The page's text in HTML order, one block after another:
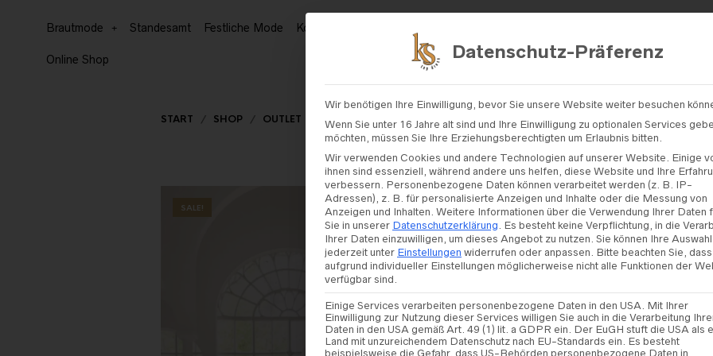
Brautmode Standesamt Festliche Mode Kommunion
Online Shop
START / SHOP / OUTLET BRAUTMODE SALE / JARICE – MODELL „ART 23/53“
SALE!
Jarice –
23/53“
1.185,00€
948,00€
Datenschutz-Präferenz
Wir benötigen Ihre Einwilligung, bevor Sie unsere Website weiter besuchen
Wenn Sie unter 16 Jahre alt sind und Ihre Einwilligung zu optionalen Services
möchten, müssen Sie Ihre Erziehungsberechtigten um Erlaubnis bitten.
Wir verwenden Cookies und andere Technologien auf unserer Website. Einige
ihnen sind essenziell, während andere uns helfen, diese Website und Ihre
verbessern. Personenbezogene Daten können verarbeitet werden (z. B. IP-
Adressen), z. B. für personalisierte Anzeigen und Inhalte oder die Messung von
Anzeigen und Inhalten. Weitere Informationen über die Verwendung Ihrer Daten
Sie in unserer Datenschutzerklärung. Es besteht keine Verpflichtung, in die
Ihrer Daten einzuwilligen, um dieses Angebot zu nutzen. Sie können Ihre Auswahl
jederzeit unter Einstellungen widerrufen oder anpassen. Bitte beachten Sie, dass
aufgrund individueller Einstellungen möglicherweise nicht alle Funktionen der
verfügbar sind.
Einige Services verarbeiten personenbezogene Daten in den USA. Mit Ihrer
Einwilligung zur Nutzung dieser Services willigen Sie auch in die Verarbeitung
Daten in den USA gemäß Art. 49 (1) lit. a GDPR ein. Der EuGH stuft die USA als
Land mit unzureichendem Datenschutz nach EU-Standards ein. Es besteht
beispielsweise die Gefahr, dass US-Behörden personenbezogene Daten in